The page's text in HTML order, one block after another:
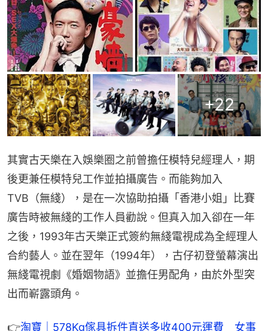
+22
其實古天樂在入娛樂圈之前曾擔任模特兒經理人，期
後更兼任模特兒工作並拍攝廣告。而能夠加入
TVB（無綫），是在一次協助拍攝「香港小姐」比賽
廣告時被無綫的工作人員勸說。但真入加入卻在一年
之後，1993年古天樂正式簽約無綫電視成為全經理人
合約藝人。並在翌年（1994年），古仔初登螢幕演出
無綫電視劇《婚姻物語》並擔任男配角，由於外型突
出而嶄露頭角。
👉淘寶｜578Kg傢具拆件直送多收400元運費　女事